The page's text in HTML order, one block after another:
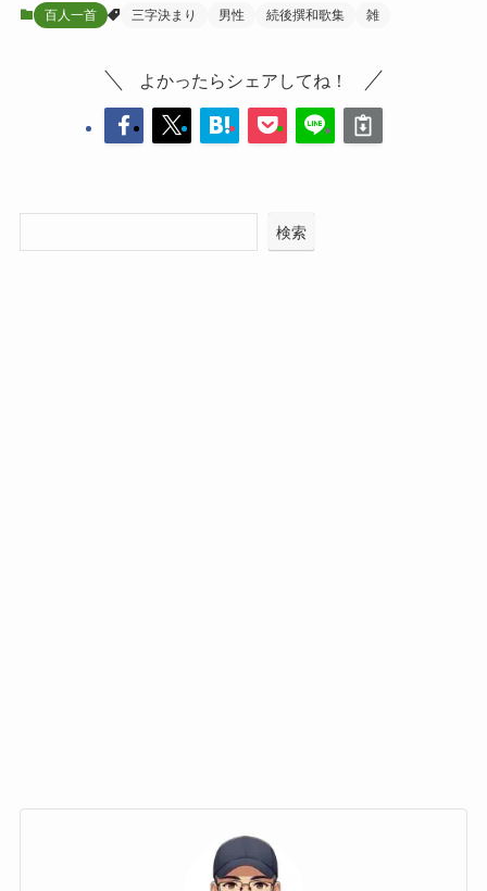
百人一首 三字決まり 男性 続後撰和歌集 雑
よかったらシェアしてね！
検索